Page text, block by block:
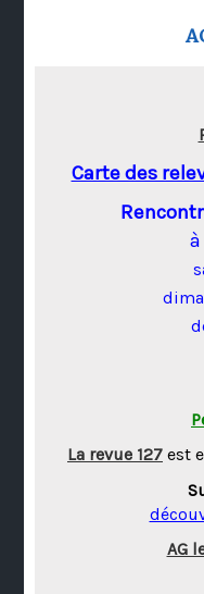
Carte des
La revue 127 est
AG